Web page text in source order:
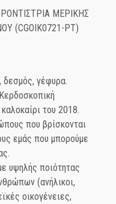
ΜΕΡΙΚΗΣ
(CGOIK0721-PT)
δεσμός, γέφυρα.
του 2018.
που βρίσκονται
εμάς που μπορούμε
υψηλής ποιότητας
(ανήλικοι,
οικογένειες,